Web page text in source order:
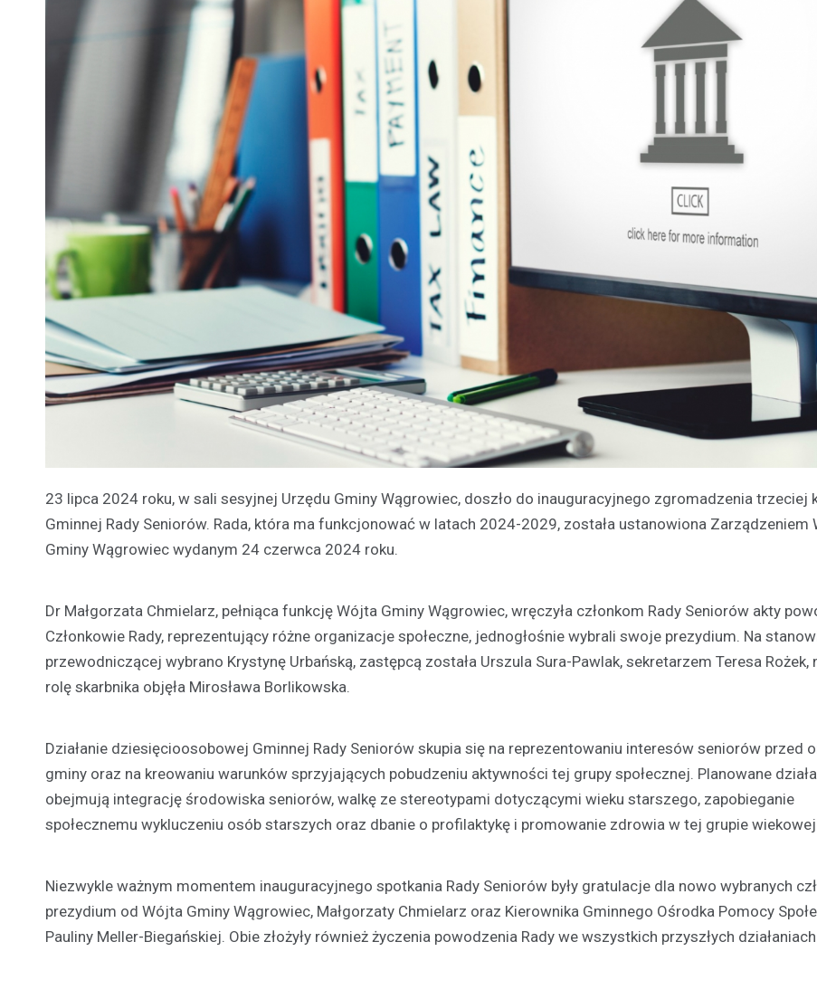
23 lipca 2024 roku, w sali sesyjnej Urzędu Gminy Wągrowiec, doszło do inauguracyjnego zgromadzenia trzeciej
Gminnej Rady Seniorów. Rada, która ma funkcjonować w latach 2024-2029, została ustanowiona Zarządzeniem
Gminy Wągrowiec wydanym 24 czerwca 2024 roku.
Dr Małgorzata Chmielarz, pełniąca funkcję Wójta Gminy Wągrowiec, wręczyła członkom Rady Seniorów akty
Członkowie Rady, reprezentujący różne organizacje społeczne, jednogłośnie wybrali swoje prezydium. Na
przewodniczącej wybrano Krystynę Urbańską, zastępcą została Urszula Sura-Pawlak, sekretarzem Teresa
rolę skarbnika objęła Mirosława Borlikowska.
Działanie dziesięcioosobowej Gminnej Rady Seniorów skupia się na reprezentowaniu interesów seniorów przed
gminy oraz na kreowaniu warunków sprzyjających pobudzeniu aktywności tej grupy społecznej. Planowane
obejmują integrację środowiska seniorów, walkę ze stereotypami dotyczącymi wieku starszego, zapobieganie
społecznemu wykluczeniu osób starszych oraz dbanie o profilaktykę i promowanie zdrowia w tej grupie wiekowej.
Niezwykle ważnym momentem inauguracyjnego spotkania Rady Seniorów były gratulacje dla nowo wybranych
prezydium od Wójta Gminy Wągrowiec, Małgorzaty Chmielarz oraz Kierownika Gminnego Ośrodka Pomocy
Pauliny Meller-Biegańskiej. Obie złożyły również życzenia powodzenia Rady we wszystkich przyszłych działaniach.
Recydywista za kratkami:
nieodpowiedzialnego
10 marca 2026
W wyniku szybkiego postępowania
sądowego, mężczyzna został
miało miejsce podczas
drogowej przeprowadzanej…